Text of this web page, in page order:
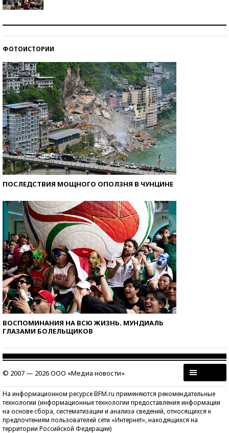
ФОТОИСТОРИИ
ПОСЛЕДСТВИЯ МОЩНОГО ОПОЛЗНЯ В ЧУНЦИНЕ
ВОСПОМИНАНИЯ НА ВСЮ ЖИЗНЬ. МУНДИАЛЬ
ГЛАЗАМИ БОЛЕЛЬЩИКОВ
© 2007 — 2026 ООО «Медиа новости»
На информационном ресурсе BFM.ru применяются рекомендательные
технологии (информационные технологии предоставления информации
на основе сбора, систематизации и анализа сведений, относящихся к
предпочтениям пользователей сети «Интернет», находящихся на
территории Российской Федерации)